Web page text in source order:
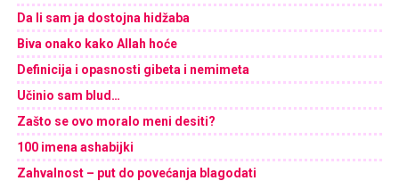
Da li sam ja dostojna hidžaba
Biva onako kako Allah hoće
Definicija i opasnosti gibeta i nemimeta
Učinio sam blud…
Zašto se ovo moralo meni desiti?
100 imena ashabijki
Zahvalnost – put do povećanja blagodati